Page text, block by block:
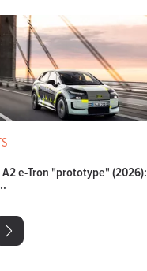
e-Tron "prototype" (2026):